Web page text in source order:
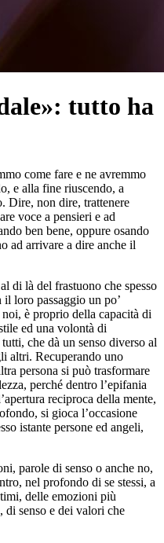
tutto ha
come fare e ne avremmo
e alla fine riuscendo, a
Dire, non dire, trattenere
voce a pensieri e ad
ben bene, oppure osando
ad arrivare a dire anche il
di là del frastuono che spesso
loro passaggio un po’
è proprio della capacità di
ed una volontà di
che dà un senso diverso al
altri. Recuperando uno
persona si può trasformare
perché dentro l’epifania
reciproca della mente,
si gioca l’occasione
istante persone ed angeli,
parole di senso o anche no,
nel profondo di se stessi, a
delle emozioni più
di senso e dei valori che